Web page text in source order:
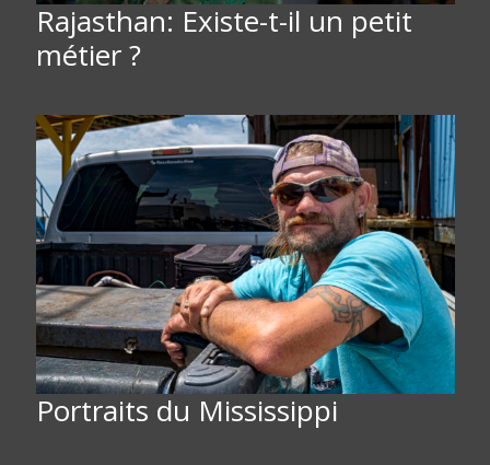
Rajasthan: Existe-t-il un petit
métier ?
Portraits du Mississippi